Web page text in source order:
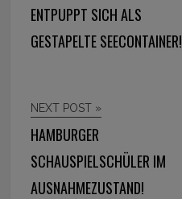
ENTPUPPT SICH ALS
GESTAPELTE SEECONTAINER!
NEXT POST »
HAMBURGER
SCHAUSPIELSCHÜLER IM
AUSNAHMEZUSTAND!